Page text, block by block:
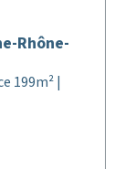
Rhône-
199m² |